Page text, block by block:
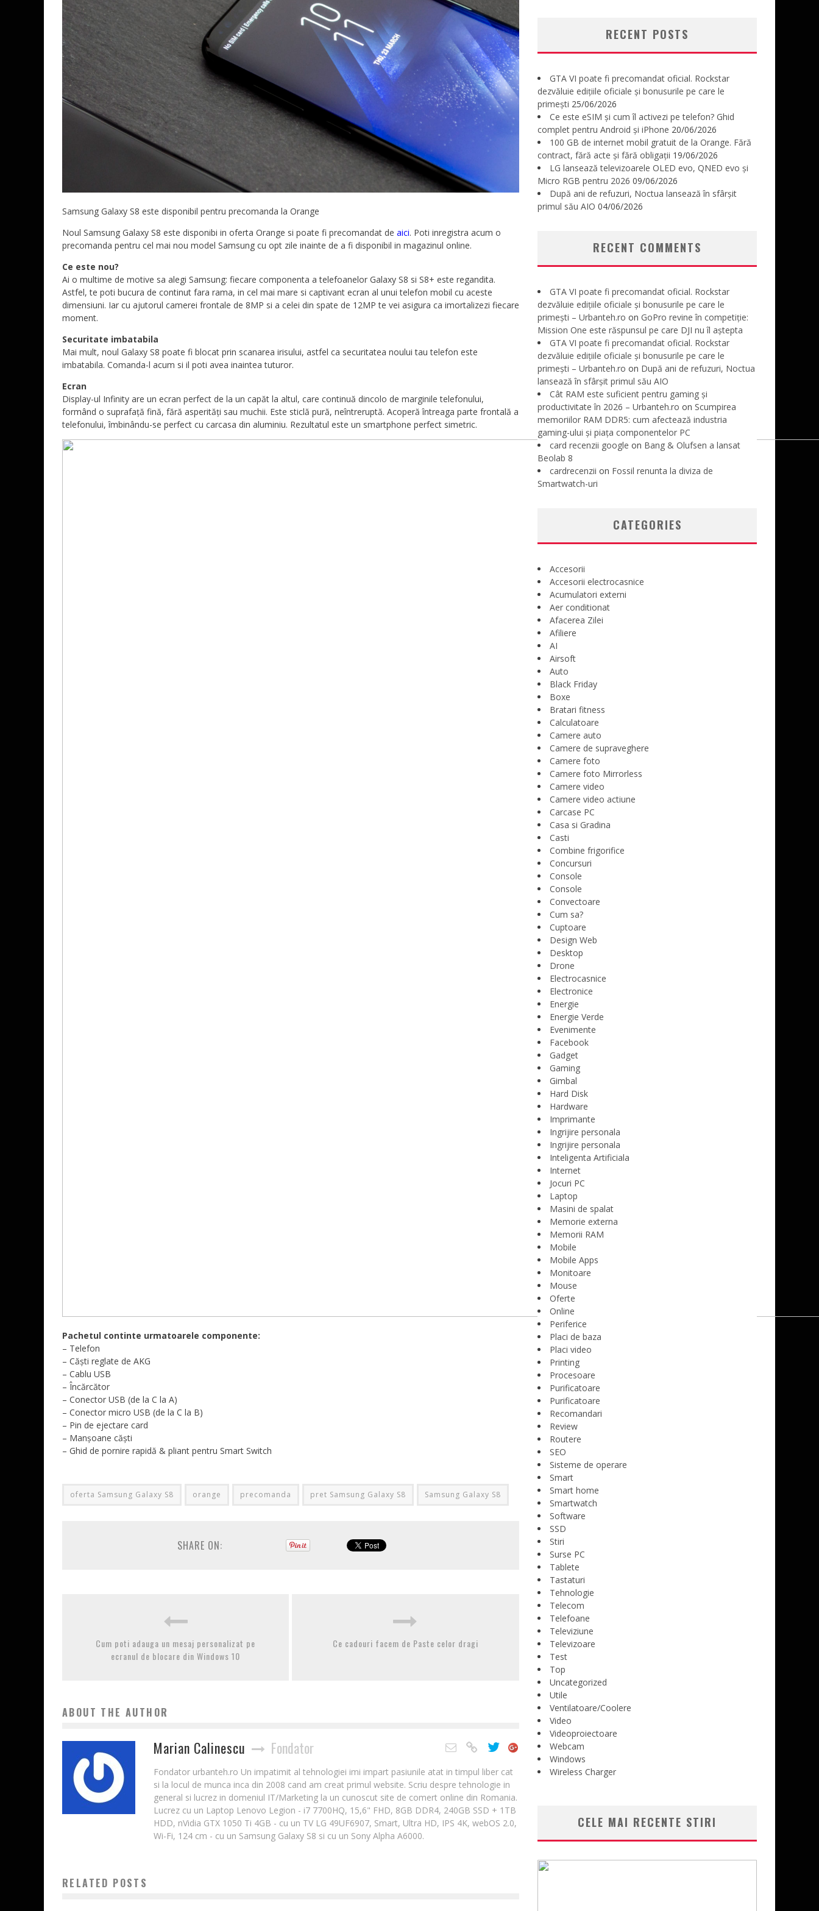
Samsung Galaxy S8 este disponibil pentru precomanda la Orange
Noul Samsung Galaxy S8 este disponibi in oferta Orange si poate fi precomandat de aici. Poti inregistra acum o
precomanda pentru cel mai nou model Samsung cu opt zile inainte de a fi disponibil in magazinul online.
Ce este nou?
Ai o multime de motive sa alegi Samsung: fiecare componenta a telefoanelor Galaxy S8 si S8+ este regandita.
Astfel, te poti bucura de continut fara rama, in cel mai mare si captivant ecran al unui telefon mobil cu aceste
dimensiuni. Iar cu ajutorul camerei frontale de 8MP si a celei din spate de 12MP te vei asigura ca imortalizezi fiecare
moment.
Securitate imbatabila
Mai mult, noul Galaxy S8 poate fi blocat prin scanarea irisului, astfel ca securitatea noului tau telefon este
imbatabila. Comanda-l acum si il poti avea inaintea tuturor.
Ecran
Display-ul Infinity are un ecran perfect de la un capăt la altul, care continuă dincolo de marginile telefonului,
formând o suprafață fină, fără asperități sau muchii. Este sticlă pură, neîntreruptă. Acoperă întreaga parte frontală a
telefonului, îmbinându-se perfect cu carcasa din aluminiu. Rezultatul este un smartphone perfect simetric.
Pachetul continte urmatoarele componente:
– Telefon
– Căști reglate de AKG
– Cablu USB
– Încărcător
– Conector USB (de la C la A)
– Conector micro USB (de la C la B)
– Pin de ejectare card
– Manșoane căști
– Ghid de pornire rapidă & pliant pentru Smart Switch
oferta Samsung Galaxy S8 orange precomanda pret Samsung Galaxy S8 Samsung Galaxy S8
SHARE ON:
Cum poti adauga un mesaj personalizat pe
ecranul de blocare din Windows 10
Ce cadouri facem de Paste celor dragi
ABOUT THE AUTHOR
Marian Calinescu Fondator
Fondator urbanteh.ro Un impatimit al tehnologiei imi impart pasiunile atat in timpul liber cat
si la locul de munca inca din 2008 cand am creat primul website. Scriu despre tehnologie in
general si lucrez in domeniul IT/Marketing la un cunoscut site de comert online din Romania.
Lucrez cu un Laptop Lenovo Legion - i7 7700HQ, 15,6" FHD, 8GB DDR4, 240GB SSD + 1TB
HDD, nVidia GTX 1050 Ti 4GB - cu un TV LG 49UF6907, Smart, Ultra HD, IPS 4K, webOS 2.0,
Wi-Fi, 124 cm - cu un Samsung Galaxy S8 si cu un Sony Alpha A6000.
RELATED POSTS
RECENT POSTS
GTA VI poate fi precomandat oficial. Rockstar
dezvăluie edițiile oficiale și bonusurile pe care le
primești 25/06/2026
Ce este eSIM și cum îl activezi pe telefon? Ghid
complet pentru Android și iPhone 20/06/2026
100 GB de internet mobil gratuit de la Orange. Fără
contract, fără acte și fără obligații 19/06/2026
LG lansează televizoarele OLED evo, QNED evo și
Micro RGB pentru 2026 09/06/2026
După ani de refuzuri, Noctua lansează în sfârșit
primul său AIO 04/06/2026
RECENT COMMENTS
GTA VI poate fi precomandat oficial. Rockstar
dezvăluie edițiile oficiale și bonusurile pe care le
primești – Urbanteh.ro on GoPro revine în competiție:
Mission One este răspunsul pe care DJI nu îl aștepta
GTA VI poate fi precomandat oficial. Rockstar
dezvăluie edițiile oficiale și bonusurile pe care le
primești – Urbanteh.ro on După ani de refuzuri, Noctua
lansează în sfârșit primul său AIO
Cât RAM este suficient pentru gaming și
productivitate în 2026 – Urbanteh.ro on Scumpirea
memoriilor RAM DDR5: cum afectează industria
gaming-ului și piața componentelor PC
card recenzii google on Bang & Olufsen a lansat
Beolab 8
cardrecenzii on Fossil renunta la diviza de
Smartwatch-uri
CATEGORIES
Accesorii
Accesorii electrocasnice
Acumulatori externi
Aer conditionat
Afacerea Zilei
Afiliere
AI
Airsoft
Auto
Black Friday
Boxe
Bratari fitness
Calculatoare
Camere auto
Camere de supraveghere
Camere foto
Camere foto Mirrorless
Camere video
Camere video actiune
Carcase PC
Casa si Gradina
Casti
Combine frigorifice
Concursuri
Console
Console
Convectoare
Cum sa?
Cuptoare
Design Web
Desktop
Drone
Electrocasnice
Electronice
Energie
Energie Verde
Evenimente
Facebook
Gadget
Gaming
Gimbal
Hard Disk
Hardware
Imprimante
Ingrijire personala
Ingrijire personala
Inteligenta Artificiala
Internet
Jocuri PC
Laptop
Masini de spalat
Memorie externa
Memorii RAM
Mobile
Mobile Apps
Monitoare
Mouse
Oferte
Online
Periferice
Placi de baza
Placi video
Printing
Procesoare
Purificatoare
Purificatoare
Recomandari
Review
Routere
SEO
Sisteme de operare
Smart
Smart home
Smartwatch
Software
SSD
Stiri
Surse PC
Tablete
Tastaturi
Tehnologie
Telecom
Telefoane
Televiziune
Televizoare
Test
Top
Uncategorized
Utile
Ventilatoare/Coolere
Video
Videoproiectoare
Webcam
Windows
Wireless Charger
CELE MAI RECENTE STIRI